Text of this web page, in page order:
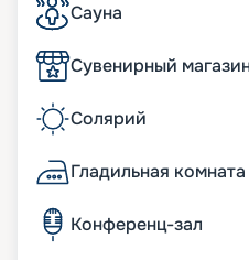
Сауна
Сувенирный
Солярий
Гладильная комната
Конференц-зал